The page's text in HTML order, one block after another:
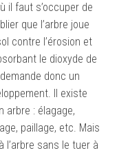
il faut s’occuper de
que l’arbre joue
contre l’érosion et
le dioxyde de
donc un
Il existe
arbre : élagage,
paillage, etc. Mais
l’arbre sans le tuer à